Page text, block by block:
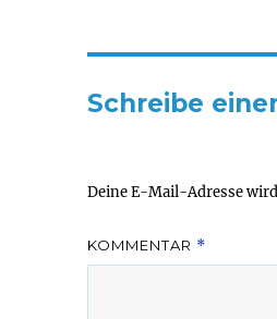
Schreibe
Deine E-Mail-Adresse
KOMMENTAR *